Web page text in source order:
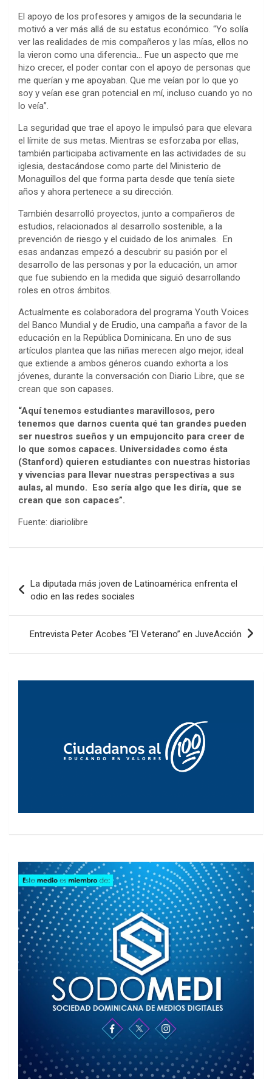
El apoyo de los profesores y amigos de la secundaria le
motivó a ver más allá de su estatus económico. “Yo solía
ver las realidades de mis compañeros y las mías, ellos no
la vieron como una diferencia… Fue un aspecto que me
hizo crecer, el poder contar con el apoyo de personas que
me querían y me apoyaban. Que me veían por lo que yo
soy y veían ese gran potencial en mí, incluso cuando yo no
lo veía”.
La seguridad que trae el apoyo le impulsó para que elevara
el límite de sus metas. Mientras se esforzaba por ellas,
también participaba activamente en las actividades de su
iglesia, destacándose como parte del Ministerio de
Monaguillos del que forma parta desde que tenía siete
años y ahora pertenece a su dirección.
También desarrolló proyectos, junto a compañeros de
estudios, relacionados al desarrollo sostenible, a la
prevención de riesgo y el cuidado de los animales. En
esas andanzas empezó a descubrir su pasión por el
desarrollo de las personas y por la educación, un amor
que fue subiendo en la medida que siguió desarrollando
roles en otros ámbitos.
Actualmente es colaboradora del programa Youth Voices
del Banco Mundial y de Erudio, una campaña a favor de la
educación en la República Dominicana. En uno de sus
artículos plantea que las niñas merecen algo mejor, ideal
que extiende a ambos géneros cuando exhorta a los
jóvenes, durante la conversación con Diario Libre, que se
crean que son capases.
“Aquí tenemos estudiantes maravillosos, pero
tenemos que darnos cuenta qué tan grandes pueden
ser nuestros sueños y un empujoncito para creer de
lo que somos capaces. Universidades como ésta
(Stanford) quieren estudiantes con nuestras historias
y vivencias para llevar nuestras perspectivas a sus
aulas, al mundo. Eso sería algo que les diría, que se
crean que son capaces”.
Fuente: diariolibre
de
entradas
La diputada más joven de Latinoamérica enfrenta el
odio en las redes sociales
Entrevista Peter Acobes “El Veterano” en JuveAcción